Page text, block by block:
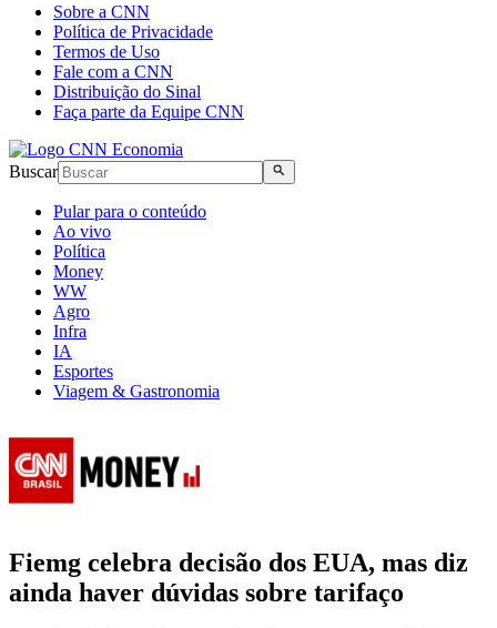
Sobre a CNN
Política de Privacidade
Termos de Uso
Fale com a CNN
Distribuição do Sinal
Faça parte da Equipe CNN
Buscar
Pular para o conteúdo
Ao vivo
Política
Money
WW
Agro
Infra
IA
Esportes
Viagem & Gastronomia
Fiemg celebra decisão dos EUA, mas diz
ainda haver dúvidas sobre tarifaço